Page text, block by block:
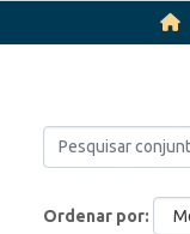
Ordenar por